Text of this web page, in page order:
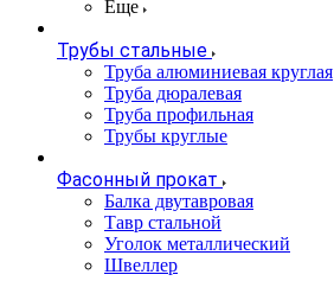
Еще
Трубы стальные
Труба алюминиевая круглая
Труба дюралевая
Труба профильная
Трубы круглые
Фасонный прокат
Балка двутавровая
Тавр стальной
Уголок металлический
Швеллер